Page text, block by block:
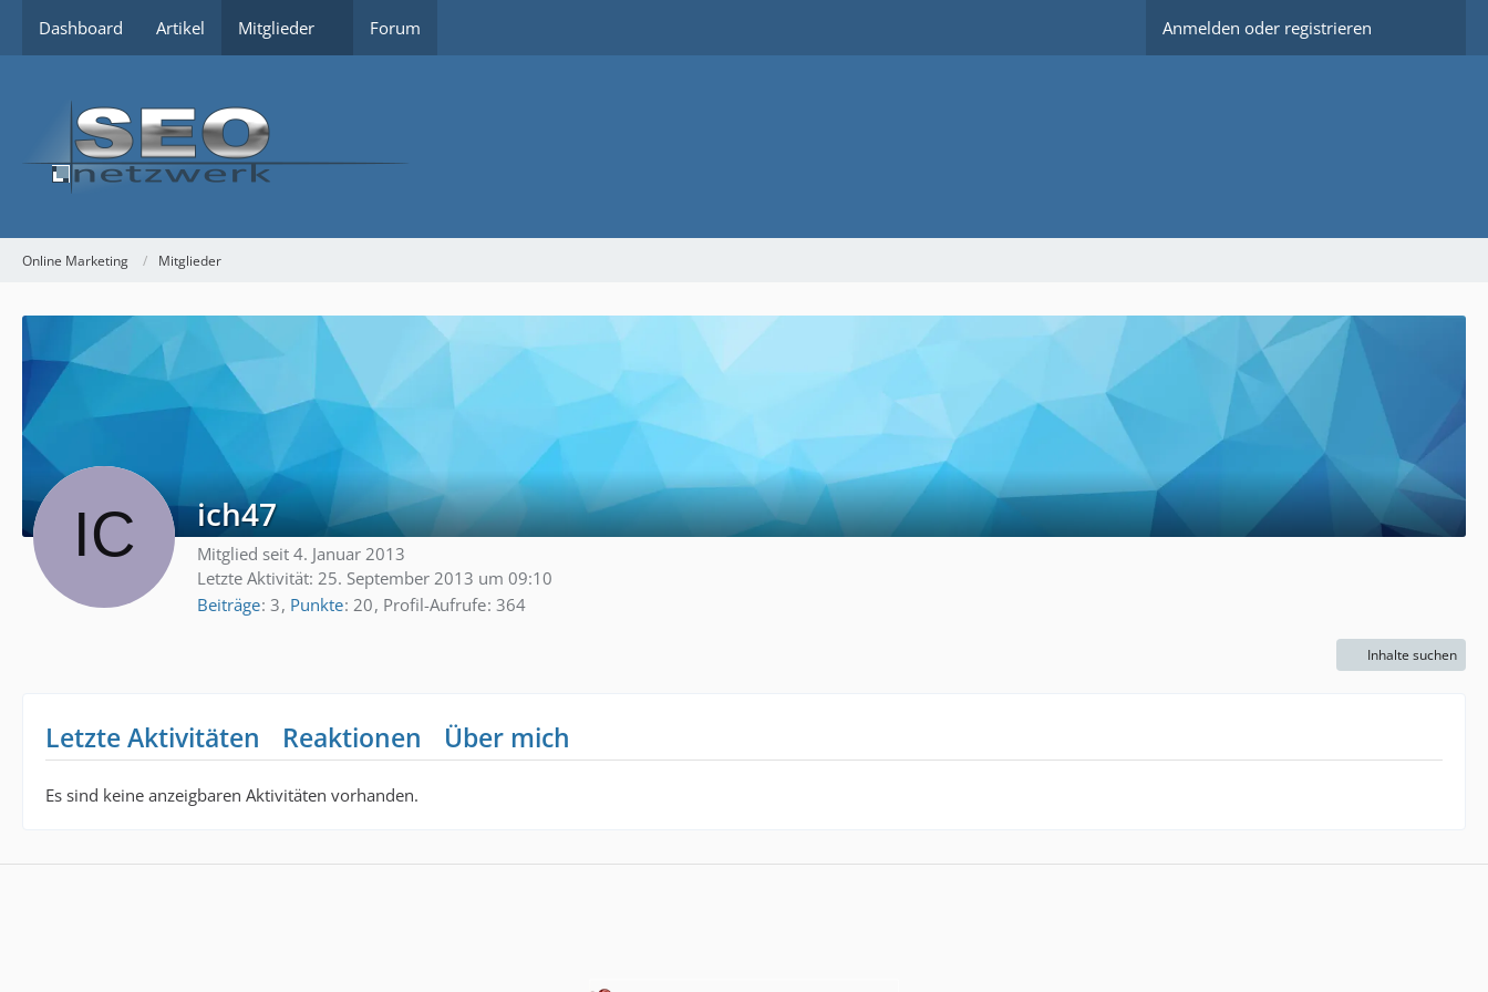
Dashboard Artikel Mitglieder Forum Anmelden oder registrieren
Online Marketing Mitglieder
ich47
Mitglied seit 4. Januar 2013
Letzte Aktivität: 25. September 2013 um 09:10
Beiträge 3 Punkte 20 Profil-Aufrufe 364
Inhalte suchen
Letzte Aktivitäten Reaktionen Über mich
Es sind keine anzeigbaren Aktivitäten vorhanden.